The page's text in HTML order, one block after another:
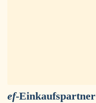
ef-Einkaufspartner